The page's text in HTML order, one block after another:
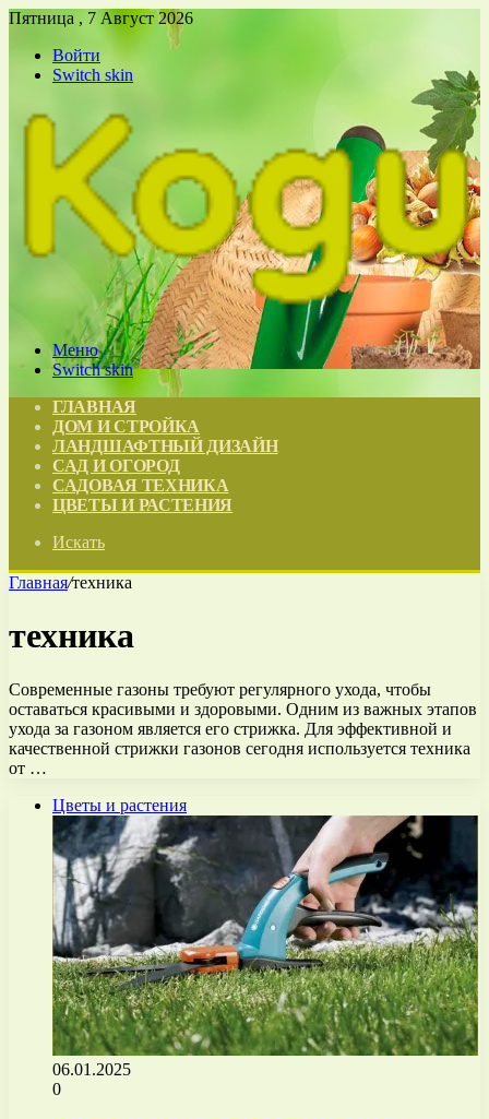
Пятница , 7 Август 2026
Войти
Switch skin
Меню
Switch skin
ГЛАВНАЯ
ДОМ И СТРОЙКА
ЛАНДШАФТНЫЙ ДИЗАЙН
САД И ОГОРОД
САДОВАЯ ТЕХНИКА
ЦВЕТЫ И РАСТЕНИЯ
Искать
Главная/техника
техника
Современные газоны требуют регулярного ухода, чтобы
оставаться красивыми и здоровыми. Одним из важных этапов
ухода за газоном является его стрижка. Для эффективной и
качественной стрижки газонов сегодня используется техника
от …
Цветы и растения
06.01.2025
0